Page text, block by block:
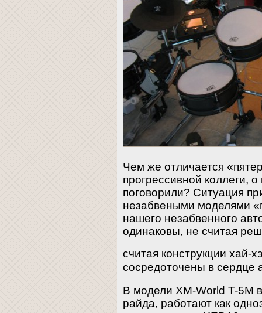
Чем же отличается
прогрессивной коллеги,
поговорили? Ситуация
незабвеными моделями
нашего незабвенного
одинаковы, не считая
считая конструкции хай-
сосредоточены в
В модели XM-World T-5M
райда, работают как